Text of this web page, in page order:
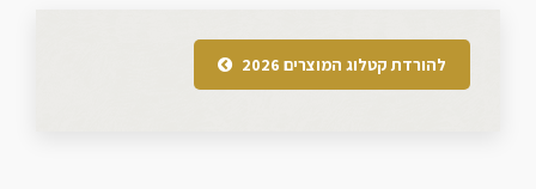
להורדת קטלוג המוצרים 2026